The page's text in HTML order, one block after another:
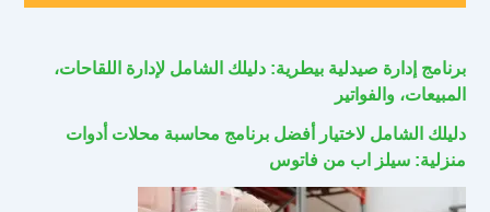
برنامج إدارة صيدلية بيطرية: دليلك الشامل لإدارة اللقاحات،
المبيعات، والفواتير
دليلك الشامل لاختيار أفضل برنامج محاسبة محلات أدوات
منزلية: سيلز اب من فاتوس